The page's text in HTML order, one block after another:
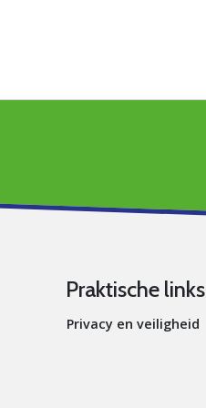
Praktische links
Privacy en veiligheid